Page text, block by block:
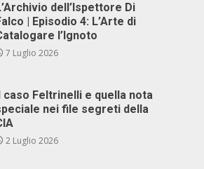
dell’Ispettore Di
| Episodio 4: L’Arte di
l’Ignoto
7 Luglio 2026
caso Feltrinelli e quella nota
nei file segreti della
2 Luglio 2026